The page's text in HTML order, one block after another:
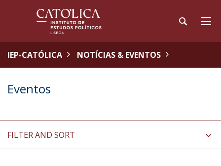
IEP-CATÓLICA NOTÍCIAS & EVENTOS
Eventos
FILTER AND SORT